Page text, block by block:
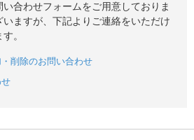
合わせフォームをご用意しておりま
ますが、下記よりご連絡をいただけ
。
削除のお問い合わせ
せ